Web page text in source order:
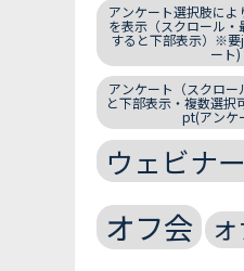
アンケート選択肢によ
を表示（スクロール
すると下部表示）※
ート)
アンケート（スクロ
と下部表示・複数選
pt(アンケ
ウェビナ
オフ会